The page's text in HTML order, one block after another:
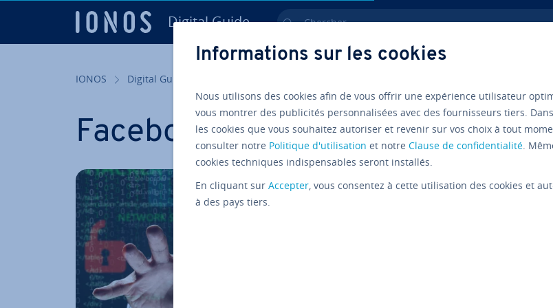
Digital Guide Chercher
IONOS Digital Guide
Facebook
Informations sur les cookies
Nous utilisons des cookies afin de vous offrir une expérience utilisateur
vous montrer des publicités personnalisées avec des fournisseurs tiers.
les cookies que vous souhaitez autoriser et revenir sur vos choix à tout
consulter notre Politique d'utilisation et notre Clause de confidentialité.
cookies techniques indispensables seront installés.
En cliquant sur Accepter, vous consentez à cette utilisation des cookies et
à des pays tiers.